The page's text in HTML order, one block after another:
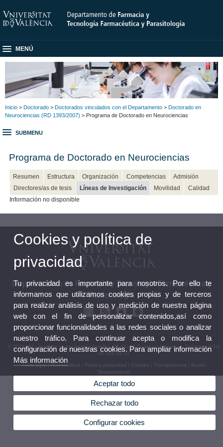
MENÚ
Inicio > Doctorado > Doctorados vinculados con el Departamento > Doctorado en
Neurociencias (RD 1393/2007) > Programa de Doctorado en Neurociencias
SUBMENU
Programa de Doctorado en Neurociencias
Resumen Estructura Organización Competencias
Admisión
Directores/as de tesis
Líneas de Investigación Movilidad
Calidad
Información no disponible
Departamento de Farmacia y Tecnología Farmacéutica y
Parasitología
© 2026 UV. - Avenida Vicent Andrés Estellés, 22 46100 Burjassot (Valencia). Teléfono: (+34)
96 354 49 12
Aviso legal|Accesibilidad Política privacidad Cookies Transparencia
Buzón
Departamento
Cookies y política de
privacidad
Tu privacidad es importante para nosotros. Por ello te
informamos que utilizamos cookies propias y de terceros
para realizar análisis de uso y medición de nuestra página
web con el fin de personalizar contenidos,así como
proporcionar funcionalidades a las redes sociales o analizar
nuestro tráfico. Para continuar acepta o modifica la
configuración de nuestras cookies. Para ampliar información
Más información
Aceptar todo
Rechazar todo
Configurar cookies